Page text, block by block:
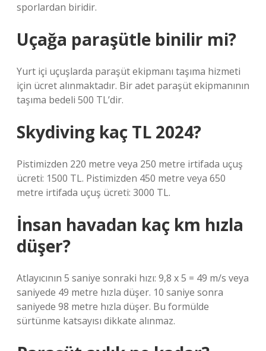
sporlardan biridir.
Uçağa paraşütle binilir mi?
Yurt içi uçuşlarda paraşüt ekipmanı taşıma hizmeti
için ücret alınmaktadır. Bir adet paraşüt ekipmanının
taşıma bedeli 500 TL’dir.
Skydiving kaç TL 2024?
Pistimizden 220 metre veya 250 metre irtifada uçuş
ücreti: 1500 TL. Pistimizden 450 metre veya 650
metre irtifada uçuş ücreti: 3000 TL.
İnsan havadan kaç km hızla
düşer?
Atlayıcının 5 saniye sonraki hızı: 9,8 x 5 = 49 m/s veya
saniyede 49 metre hızla düşer. 10 saniye sonra
saniyede 98 metre hızla düşer. Bu formülde
sürtünme katsayısı dikkate alınmaz.